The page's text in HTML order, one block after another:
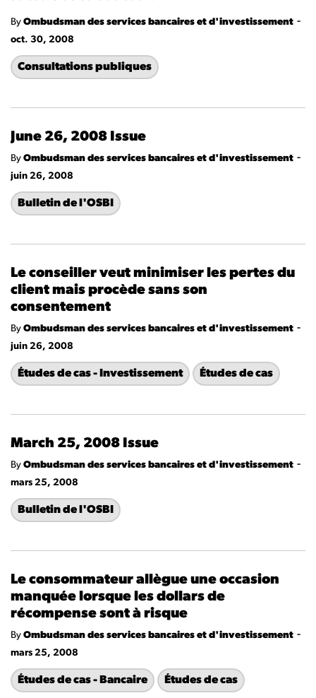
By Ombudsman des services bancaires et d'investissement -
oct. 30, 2008
Consultations publiques
June 26, 2008 Issue
By Ombudsman des services bancaires et d'investissement -
juin 26, 2008
Bulletin de l'OSBI
Le conseiller veut minimiser les pertes du
client mais procède sans son
consentement
By Ombudsman des services bancaires et d'investissement -
juin 26, 2008
Études de cas - Investissement Études de cas
March 25, 2008 Issue
By Ombudsman des services bancaires et d'investissement -
mars 25, 2008
Bulletin de l'OSBI
Le consommateur allègue une occasion
manquée lorsque les dollars de
récompense sont à risque
By Ombudsman des services bancaires et d'investissement -
mars 25, 2008
Études de cas - Bancaire Études de cas